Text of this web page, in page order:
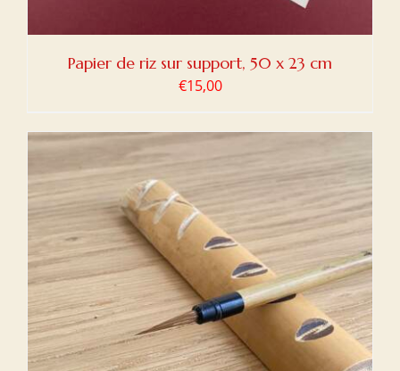
Papier de riz sur support, 50 x 23 cm
€15,00